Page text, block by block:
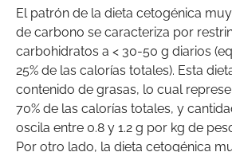
El patrón de la dieta cetogénica
de carbono se caracteriza por
carbohidratos a < 30-50 g diarios
25% de las calorías totales). Esta
contenido de grasas, lo cual
70% de las calorías totales, y
oscila entre 0.8 y 1.2 g por kg de
Por otro lado, la dieta cetogénica